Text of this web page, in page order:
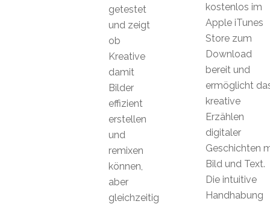
kostenlos im
Apple iTunes
Store zum
Download
bereit und
ermöglicht
kreative
Erzählen
digitaler
Geschichten
Bild und Text.
Die intuitive
Handhabung
getestet
und zeigt
ob
Kreative
damit
Bilder
effizient
erstellen
und
remixen
können,
aber
gleichzeitig